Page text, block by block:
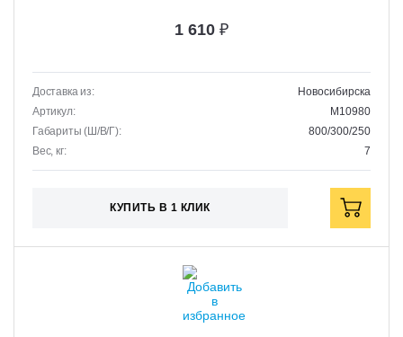
1 610 ₽
Доставка из:
Новосибирска
Артикул:
M10980
Габариты (Ш/В/Г):
800/300/250
Вес, кг:
7
КУПИТЬ В 1 КЛИК